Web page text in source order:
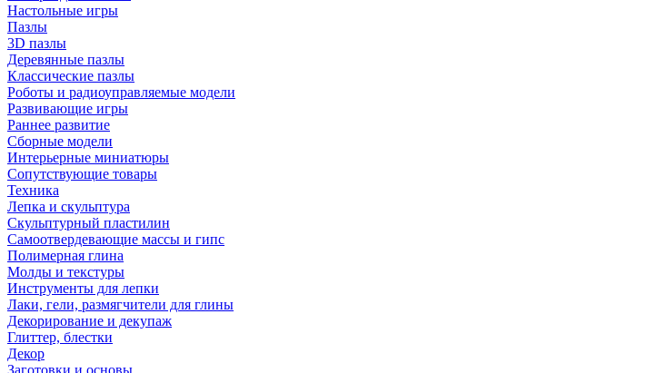
Настольные игры
Пазлы
3D пазлы
Деревянные пазлы
Классические пазлы
Роботы и радиоуправляемые модели
Развивающие игры
Раннее развитие
Сборные модели
Интерьерные миниатюры
Сопутствующие товары
Техника
Лепка и скульптура
Скульптурный пластилин
Самоотвердевающие массы и гипс
Полимерная глина
Молды и текстуры
Инструменты для лепки
Лаки, гели, размягчители для глины
Декорирование и декупаж
Глиттер, блестки
Декор
Заготовки и основы